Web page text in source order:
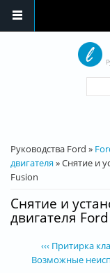
Вы здесь
Руководства Ford »
двигателя»Снятие и
Fusion
Снятие и
двигателя
‹‹‹ Притирка
Возможные